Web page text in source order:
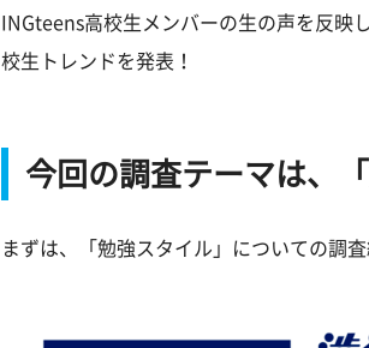
INGteens高校生メンバーの生の声を反映
校生トレンドを発表！
今回の調査テーマは、「
まずは、「勉強スタイル」についての調査